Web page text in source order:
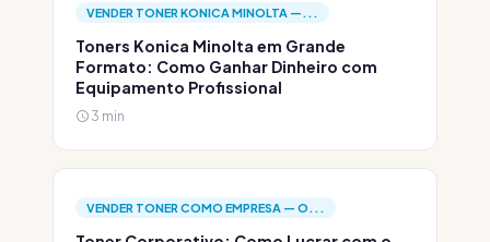
VENDER TONER KONICA MINOLTA —...
Toners Konica Minolta em Grande
Formato: Como Ganhar Dinheiro com
Equipamento Profissional
3 min
VENDER TONER COMO EMPRESA — O...